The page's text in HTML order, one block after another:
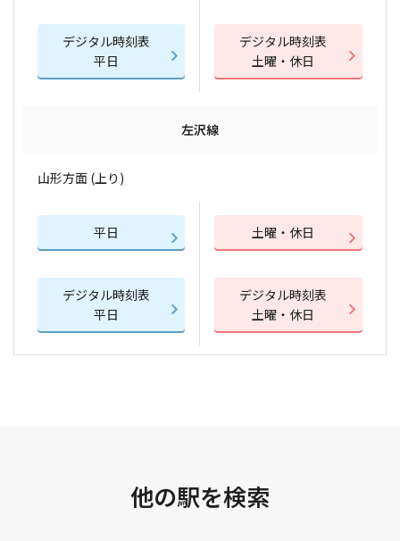
デジタル時刻表
平日
デジタル時刻表
土曜・休日
左沢線
山形方面 (上り)
平日 土曜・休日
デジタル時刻表
平日
デジタル時刻表
土曜・休日
他の駅を検索